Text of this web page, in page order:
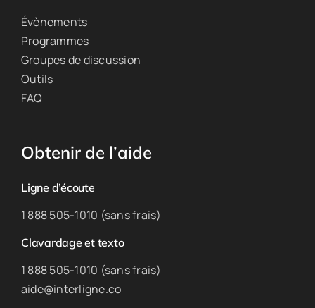
Évènements
Programmes
Groupes de discussion
Outils
FAQ
Obtenir de l’aide
Ligne d’écoute
1 888 505-1010 (sans frais)
Clavardage et texto
1 888 505-1010 (sans frais)
aide@interligne.co